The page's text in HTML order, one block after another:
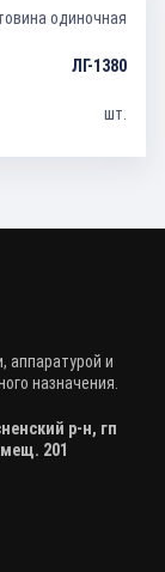
одиночная
ЛГ-1380
шт.
аппаратурой и
назначения.
р-н, гп
201